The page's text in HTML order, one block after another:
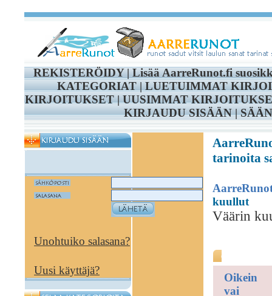
REKISTERÖIDY|Lisää AarreRunot.fi
KATEGORIAT|LUETUIMMAT
KIRJOITUKSET|UUSIMMAT
KIRJAUDU SISÄÄN|
Unohtuiko salasana?
Uusi käyttäjä?
tarinoita
kuullut
Väärin
Oikein
vai